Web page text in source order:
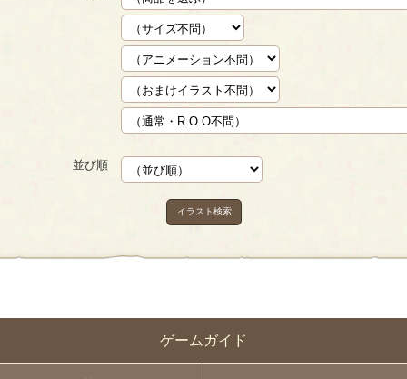
ゲームガイド
並び順
イラスト検索